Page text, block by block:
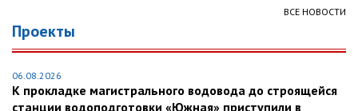
ВСЕ НОВОСТИ
Проекты
06.08.2026
К прокладке магистрального водовода до строящейся
станции водоподготовки «Южная» приступили в